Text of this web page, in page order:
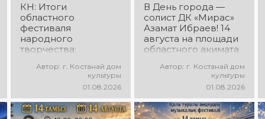
КН: Итоги
областного
фестиваля
народного
творчества:
Автор: г. Костанай дом
культуры
01.08.2026
В День города —
солист ДК «Мирас»
Азамат Ибраев! 14
августа на площади
областного акимата
концертная
программа Азамата
Ибраева! Вас ждут
любимые песни,
яркое выступление,
Автор: г. Костанай дом
культуры
01.08.2026